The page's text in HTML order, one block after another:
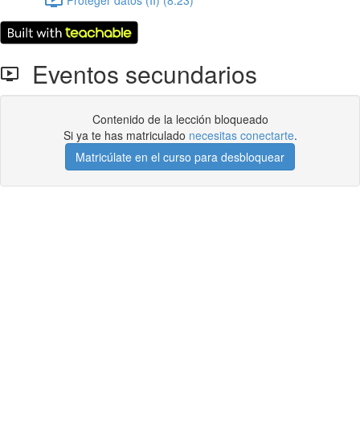
Eventos secundarios
Contenido de la lección bloqueado
Si ya te has matriculado necesitas conectarte.
Matricúlate en el curso para desbloquear